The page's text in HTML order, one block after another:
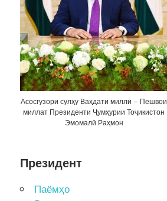
Асосгузори сулҳу Ваҳдати миллӣ – Пешвои
миллат Президенти Ҷумҳурии Тоҷикистон
Эмомалӣ Раҳмон
Президент
Паёмҳо